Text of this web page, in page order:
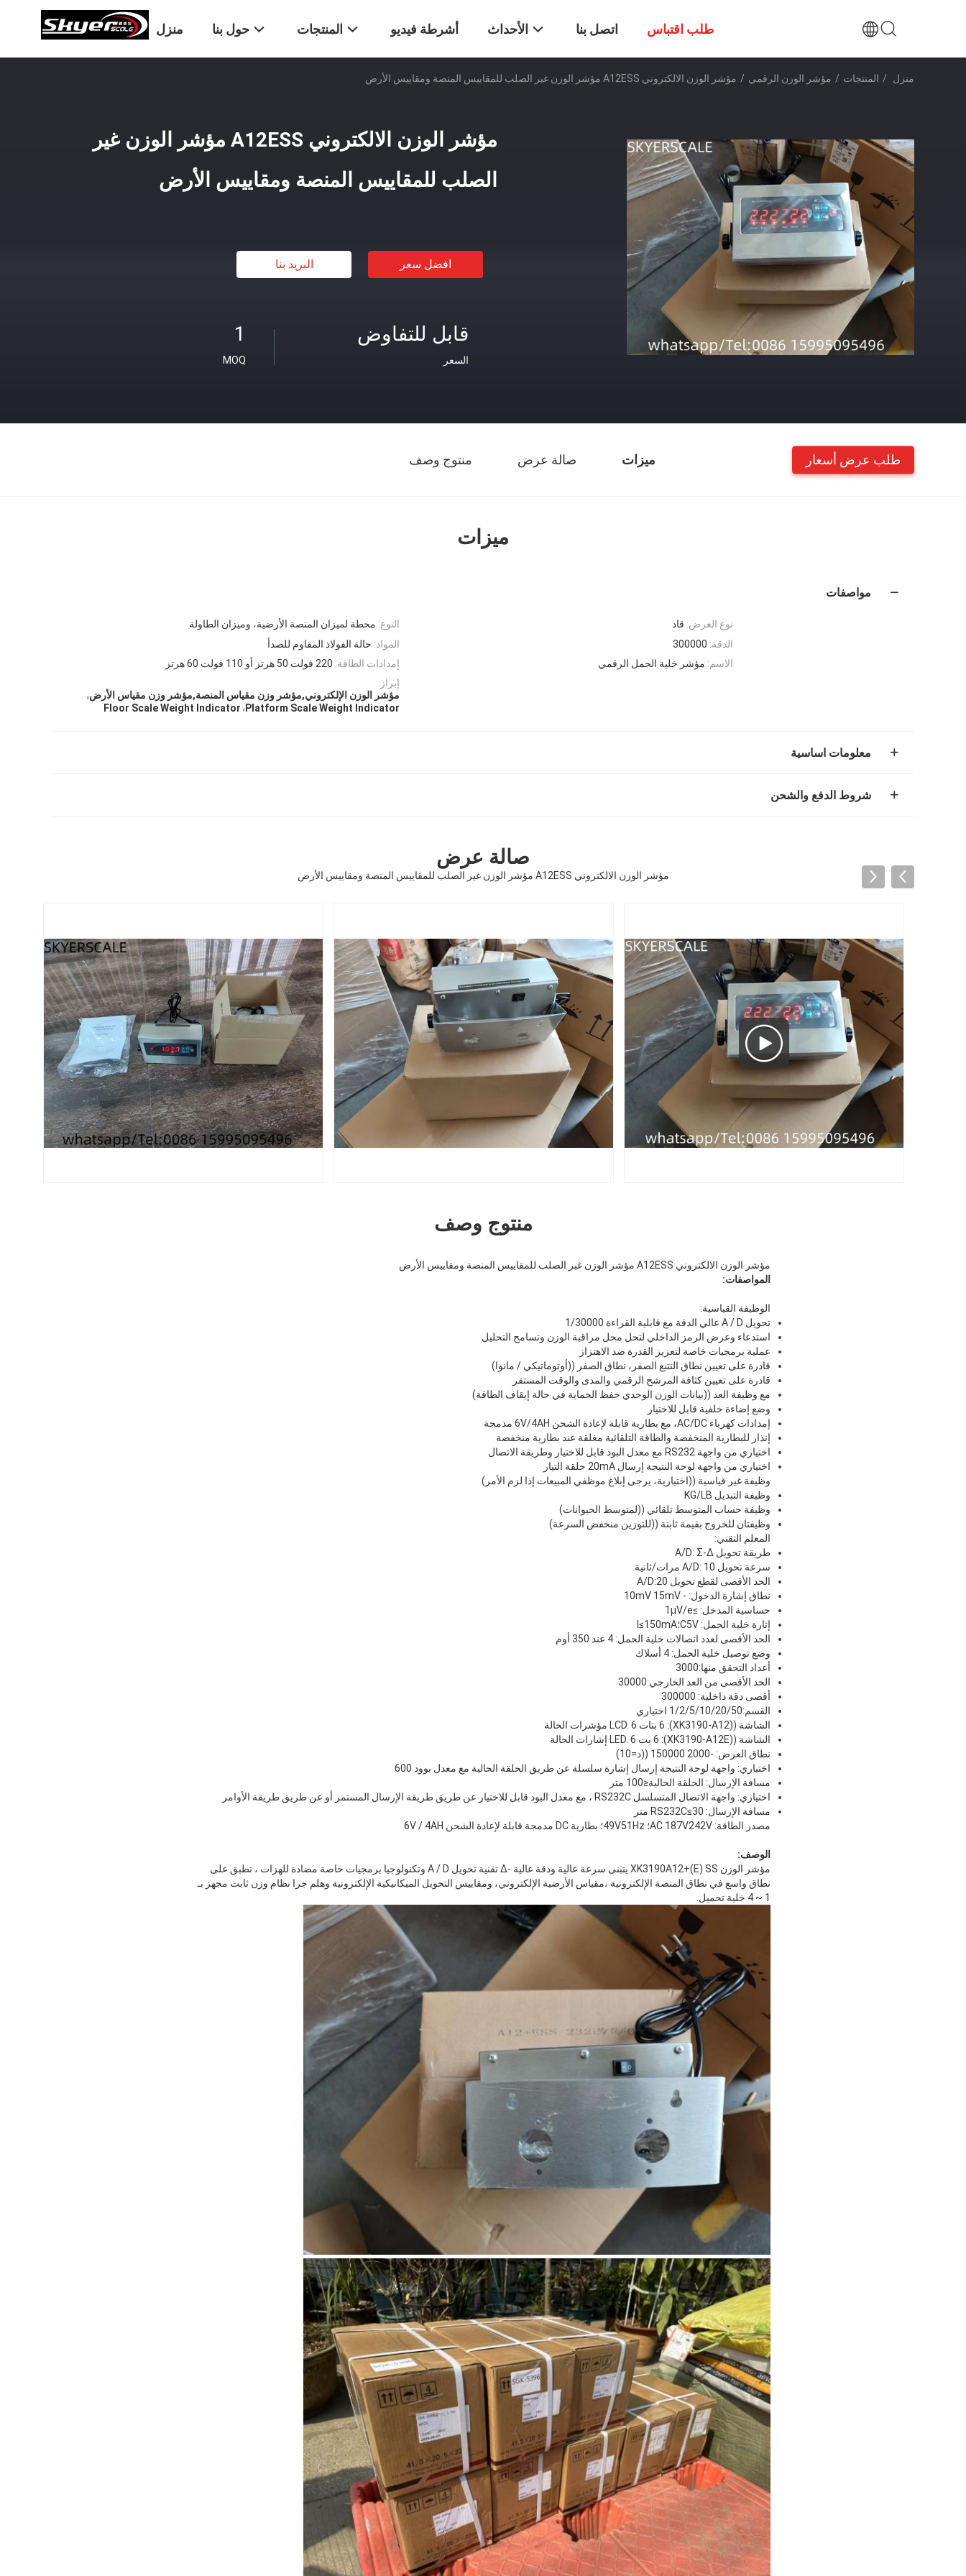
منزل حول بنا المنتجات أشرطة فيديو الأحداث اتصل بنا طلب اقتباس
منزل / المنتجات / مؤشر الوزن الرقمي / مؤشر الوزن الالكتروني A12ESS مؤشر الوزن غير الصلب للمقاييس المنصة ومقاييس الأرض
مؤشر الوزن الالكتروني A12ESS مؤشر الوزن غير
الصلب للمقاييس المنصة ومقاييس الأرض
افضل سعر البريد بنا
1
MOQ
قابل للتفاوض
السعر
ميزات صالة عرض منتوج وصف طلب عرض أسعار
ميزات
مواصفات
النوع: محطة لميزان المنصة الأرضية، وميزان الطاولة نوع العرض: قاد
المواد: حالة الفولاذ المقاوم للصدأ الدقة: 300000
إمدادات الطاقة: 220 فولت 50 هرتز أو 110 فولت 60 هرتز الاسم: مؤشر خلية الحمل الرقمي
إبراز:
مؤشر الوزن الإلكتروني,مؤشر وزن مقياس المنصة,مؤشر وزن مقياس الأرض,
Platform Scale Weight Indicator
,
Floor Scale Weight Indicator
معلومات اساسية
شروط الدفع والشحن
صالة عرض
مؤشر الوزن الالكتروني A12ESS مؤشر الوزن غير الصلب للمقاييس المنصة ومقاييس الأرض
منتوج وصف
مؤشر الوزن الالكتروني A12ESS مؤشر الوزن غير الصلب للمقاييس المنصة ومقاييس الأرض
المواصفات:
الوظيفة القياسية:
تحويل A / D عالي الدقة مع قابلية القراءة 1/30000
استدعاء وعرض الرمز الداخلي لتحل محل مراقبة الوزن وتسامح التحليل
عملية برمجيات خاصة لتعزيز القدرة ضد الاهتزاز
قادرة على تعيين نطاق التتبع الصفر، نطاق الصفر ((أوتوماتيكي / مانوا)
قادرة على تعيين كثافة المرشح الرقمي والمدى والوقت المستقر
مع وظيفة العد ((بيانات الوزن الوحدي حفظ الحماية في حالة إيقاف الطاقة)
وضع إضاءة خلفية قابل للاختيار
إمدادات كهرباء AC/DC، مع بطارية قابلة لإعادة الشحن 6V/4AH مدمجة
إنذار للبطارية المنخفضة والطاقة التلقائية مغلقة عند بطارية منخفضة
اختياري من واجهة RS232 مع معدل البود قابل للاختيار وطريقة الاتصال
اختياري من واجهة لوحة النتيجة إرسال 20mA حلقة التيار
وظيفة غير قياسية ((اختيارية، يرجى إبلاغ موظفي المبيعات إذا لزم الأمر)
وظيفة التبديل KG/LB
وظيفة حساب المتوسط تلقائي ((لمتوسط الحيوانات)
وظيفتان للخروج بقيمة ثابتة ((للتوزين منخفض السرعة)
المعلم التقني:
طريقة تحويل A/D: Σ-Δ
سرعة تحويل A/D: 10 مرات/ثانية.
الحد الأقصى لقطع تحويل A/D:20
نطاق إشارة الدخول: - 10mV 15mV
حساسية المدخل: ≥1μV/e
إثارة خلية الحمل: C5V؛I≤150mA
الحد الأقصى لعدد اتصالات خلية الحمل: 4 عند 350 أوم
وضع توصيل خلية الحمل: 4 أسلاك
أعداد التحقق منها:3000
الحد الأقصى من العد الخارجي:30000
أقصى دقة داخلية: 300000
القسم:1/2/5/10/20/50 اختياري
الشاشة ((XK3190-A12): 6 بتات LCD. 6 مؤشرات الحالة
الشاشة ((XK3190-A12E): 6 بت LED. 6 إشارات الحالة
نطاق العرض: -2000 ‬150000 ((د=10)
اختياري: واجهة لوحة النتيجة إرسال إشارة سلسلة عن طريق الحلقة الحالية مع معدل بوود 600
مسافة الإرسال: الحلقة الحالية≤100 متر
اختياري: واجهة الاتصال المتسلسل RS232C ، مع معدل البود قابل للاختيار عن طريق طريقة الإرسال المستمر أو عن طريق طريقة الأوامر
مسافة الإرسال: RS232C≤30 متر
مصدر الطاقة: AC 187V242V؛ 49V51Hz؛ بطارية DC مدمجة قابلة لإعادة الشحن 6V / 4AH
الوصف:
مؤشر الوزن XK3190A12+(E) SS يتبنى سرعة عالية ودقة عالية -Δ تقنية تحويل A / D وتكنولوجيا برمجيات خاصة مضادة للهزات ، تطبق على
نطاق واسع في نطاق المنصة الإلكترونية ،مقياس الأرضية الإلكتروني، ومقاييس التحويل الميكانيكية الإلكترونية وهلم جرا نظام وزن ثابت مجهز بـ
1 ~ 4 خلية تحميل.